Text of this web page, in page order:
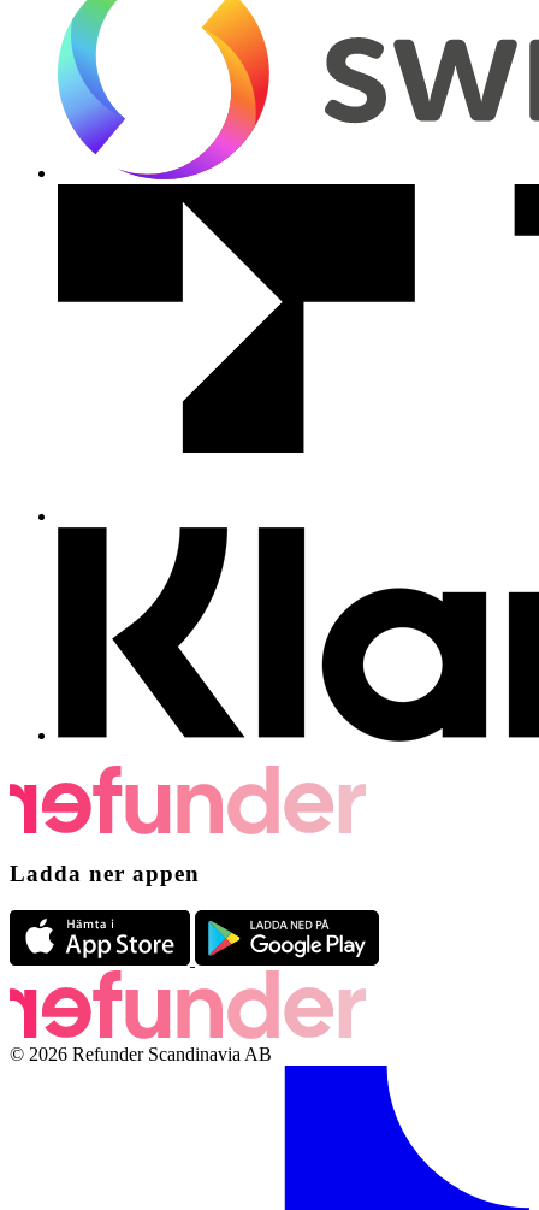
Ladda ner appen
© 2026 Refunder Scandinavia AB